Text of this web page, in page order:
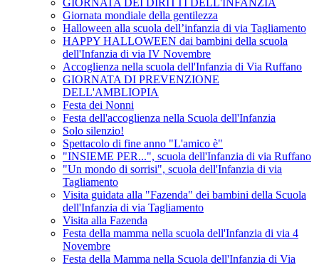
GIORNATA DEI DIRITTI DELL'INFANZIA
Giornata mondiale della gentilezza
Halloween alla scuola dell’infanzia di via Tagliamento
HAPPY HALLOWEEN dai bambini della scuola
dell'Infanzia di via IV Novembre
Accoglienza nella scuola dell'Infanzia di Via Ruffano
GIORNATA DI PREVENZIONE
DELL'AMBLIOPIA
Festa dei Nonni
Festa dell'accoglienza nella Scuola dell'Infanzia
Solo silenzio!
Spettacolo di fine anno "L'amico è"
"INSIEME PER...", scuola dell'Infanzia di via Ruffano
"Un mondo di sorrisi", scuola dell'Infanzia di via
Tagliamento
Visita guidata alla "Fazenda" dei bambini della Scuola
dell'Infanzia di via Tagliamento
Visita alla Fazenda
Festa della mamma nella scuola dell'Infanzia di via 4
Novembre
Festa della Mamma nella Scuola dell'Infanzia di Via